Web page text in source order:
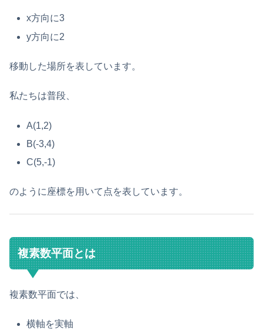
x方向に3
y方向に2
移動した場所を表しています。
私たちは普段、
A(1,2)
B(-3,4)
C(5,-1)
のように座標を用いて点を表しています。
複素数平面とは
複素数平面では、
横軸を実軸